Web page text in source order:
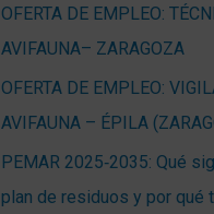
OFERTA DE EMPLEO:
AVIFAUNA– ZARAGOZA
OFERTA DE EMPLEO:
AVIFAUNA – ÉPILA
PEMAR 2025‑2035: Qué
plan de residuos y por qué